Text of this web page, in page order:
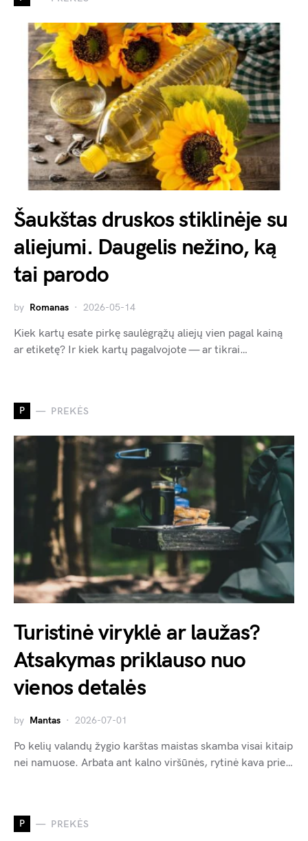
Šaukštas druskos stiklinėje su
aliejumi. Daugelis nežino, ką
tai parodo
by Romanas 2026-05-14
Kiek kartų esate pirkę saulėgrąžų aliejų vien pagal kainą
ar etiketę? Ir kiek kartų pagalvojote — ar tikrai…
P PREKĖS
Turistinė viryklė ar laužas?
Atsakymas priklauso nuo
vienos detalės
by Mantas 2026-07-01
Po kelių valandų žygio karštas maistas skamba visai kitaip
nei namuose. Arbata ant kalno viršūnės, rytinė kava prie…
P PREKĖS